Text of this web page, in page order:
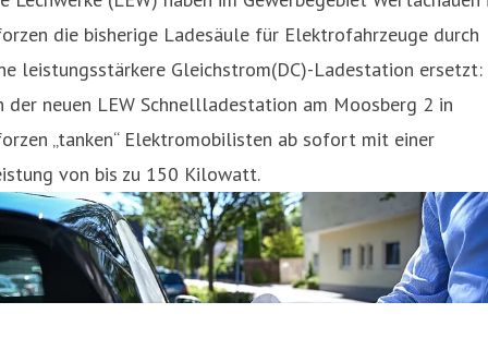
die bisherige Ladesäule für Elektrofahrzeuge durch
leistungsstärkere Gleichstrom(DC)-Ladestation ersetzt:
der neuen LEW Schnellladestation am Moosberg 2 in
„tanken“ Elektromobilisten ab sofort mit einer
von bis zu 150 Kilowatt.